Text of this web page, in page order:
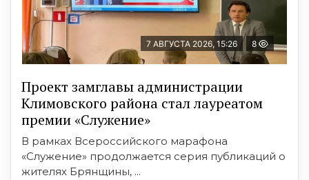
7 АВГУСТА 2026, 15:26 8
Проект замглавы администрации
Климовского района стал лауреатом
премии «Служение»
В рамках Всероссийского марафона
«Служение» продолжается серия публикаций о
жителях Брянщины, ...